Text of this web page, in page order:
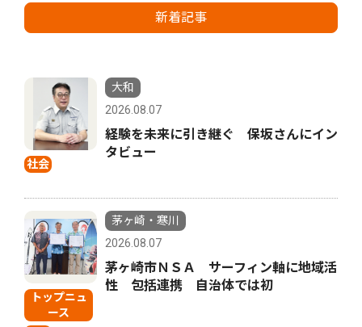
新着記事
社会
大和
2026.08.07
経験を未来に引き継ぐ 保坂さんにイン
タビュー
トップニュ
ース
茅ヶ崎・寒川
2026.08.07
茅ヶ崎市ＮＳＡ サーフィン軸に地域活
性 包括連携 自治体では初